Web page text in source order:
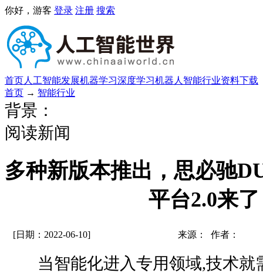
你好，游客 登录 注册 搜索
首页人工智能发展机器学习深度学习机器人 智能行业资料下载
首页 → 智能行业
背景：
阅读新闻
多种新版本推出，思必驰
平台2.0来
[日期：2022-06-10] 来源： 作者：
当智能化进入专用领域,技术就